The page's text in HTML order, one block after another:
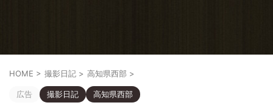
HOME > 撮影日記 > 高知県西部 >
広告 撮影日記 高知県西部